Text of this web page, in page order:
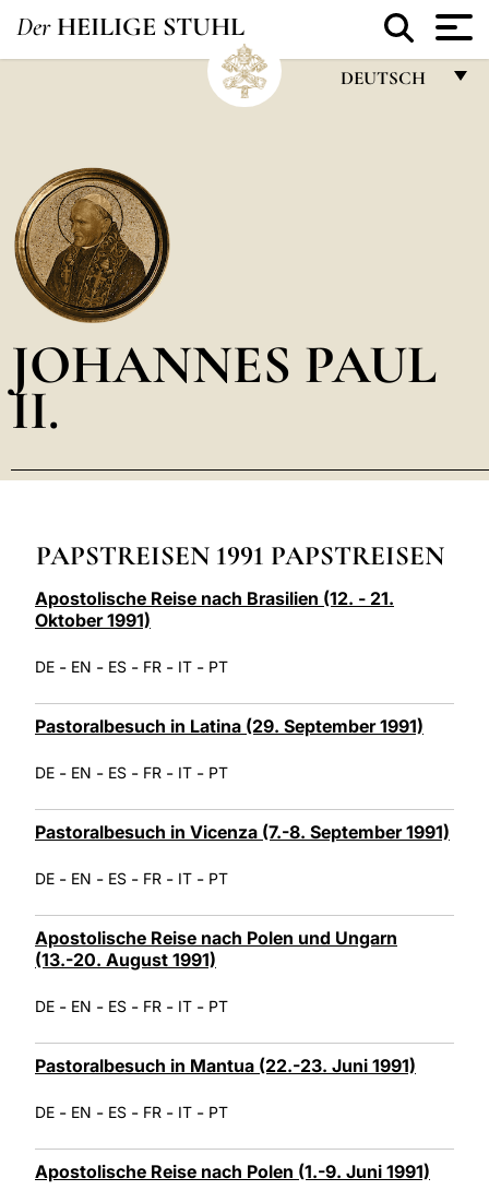
Der HEILIGE STUHL
DEUTSCH
POLSKI
JOHANNES PAUL
II.
PAPSTREISEN 1991 PAPSTREISEN
Apostolische Reise nach Brasilien (12. - 21.
Oktober 1991)
DE - EN - ES - FR - IT - PT
Pastoralbesuch in Latina (29. September 1991)
DE - EN - ES - FR - IT - PT
Pastoralbesuch in Vicenza (7.-8. September 1991)
DE - EN - ES - FR - IT - PT
Apostolische Reise nach Polen und Ungarn
(13.-20. August 1991)
DE - EN - ES - FR - IT - PT
Pastoralbesuch in Mantua (22.-23. Juni 1991)
DE - EN - ES - FR - IT - PT
Apostolische Reise nach Polen (1.-9. Juni 1991)